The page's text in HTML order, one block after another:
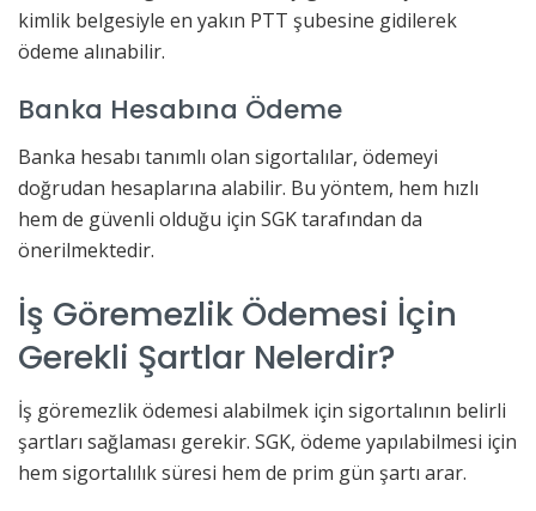
kimlik belgesiyle en yakın PTT şubesine gidilerek
ödeme alınabilir.
Banka Hesabına Ödeme
Banka hesabı tanımlı olan sigortalılar, ödemeyi
doğrudan hesaplarına alabilir. Bu yöntem, hem hızlı
hem de güvenli olduğu için SGK tarafından da
önerilmektedir.
İş Göremezlik Ödemesi İçin
Gerekli Şartlar Nelerdir?
İş göremezlik ödemesi alabilmek için sigortalının belirli
şartları sağlaması gerekir. SGK, ödeme yapılabilmesi için
hem sigortalılık süresi hem de prim gün şartı arar.